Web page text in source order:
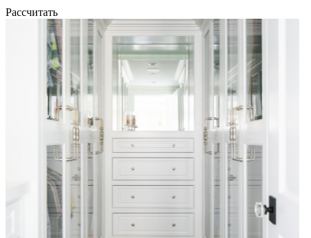
Рассчитать